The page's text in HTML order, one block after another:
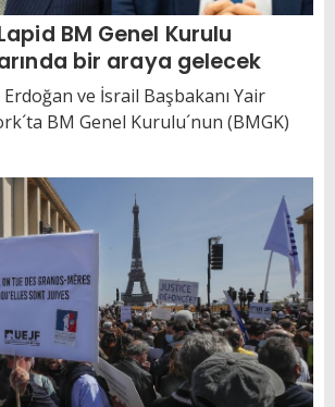
BM Genel Kurulu
bir araya gelecek
ve İsrail Başbakanı Yair
BM Genel Kurulu´nun (BMGK)